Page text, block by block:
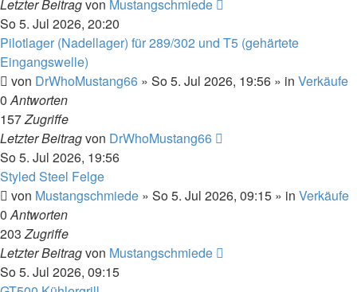
Letzter Beitragvon Mustangschmiede
So 5. Jul 2026, 20:20
Pilotlager (Nadellager) für 289/302 und T5 (gehärtete
Eingangswelle)
von DrWhoMustang66 » So 5. Jul 2026, 19:56 » in Verkäufe
0Antworten
157Zugriffe
Letzter Beitragvon DrWhoMustang66
So 5. Jul 2026, 19:56
Styled Steel Felge
von Mustangschmiede » So 5. Jul 2026, 09:15 » in Verkäufe
0Antworten
203Zugriffe
Letzter Beitragvon Mustangschmiede
So 5. Jul 2026, 09:15